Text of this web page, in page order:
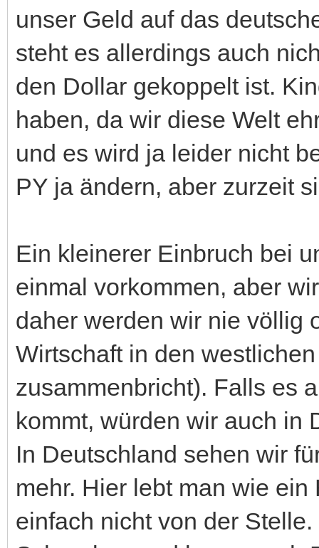
unser Geld auf das
steht es allerdings auch
den Dollar gekoppelt ist.
haben, da wir diese Welt
und es wird ja leider nicht
PY ja ändern, aber zurzeit
Ein kleinerer Einbruch bei
einmal vorkommen, aber
daher werden wir nie völlig
Wirtschaft in den
zusammenbricht). Falls es
kommt, würden wir auch in
In Deutschland sehen wir
mehr. Hier lebt man wie
einfach nicht von der